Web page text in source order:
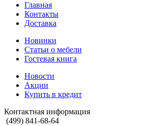
Главная
Контакты
Доставка
Новинки
Статьи о мебели
Гостевая книга
Новости
Акции
Купить в кредит
Контактная информация
(499) 841-68-64